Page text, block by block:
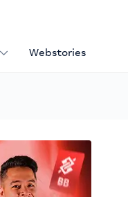
Webstories